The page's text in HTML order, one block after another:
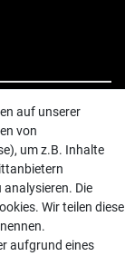
auf unserer
von
um z.B. Inhalte
Die
Wir teilen diese
aufgrund eines